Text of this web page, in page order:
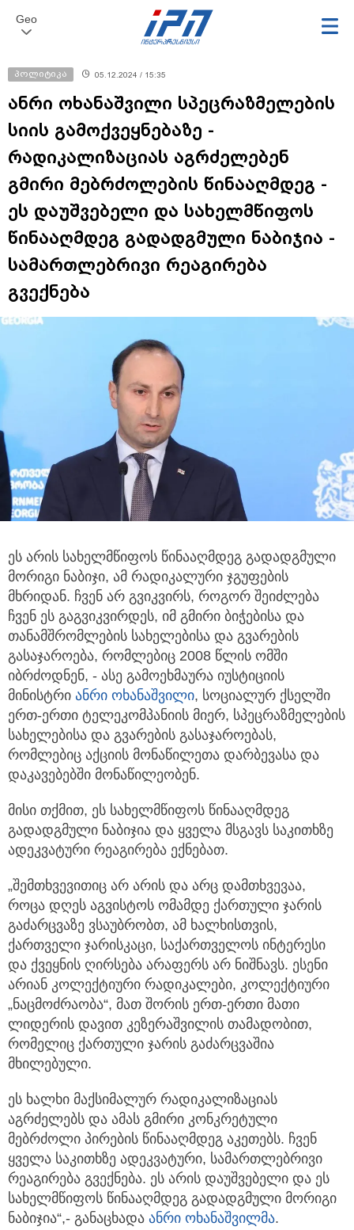
Geo
პოლიტიკა 05.12.2024 / 15:35
ანრი ოხანაშვილი სპეცრაზმელების
სიის გამოქვეყნებაზე -
რადიკალიზაციას აგრძელებენ
გმირი მებრძოლების წინააღმდეგ -
ეს დაუშვებელი და სახელმწიფოს
წინააღმდეგ გადადგმული ნაბიჯია -
სამართლებრივი რეაგირება
გვექნება
ეს არის სახელმწიფოს წინააღმდეგ გადადგმული
მორიგი ნაბიჯი, ამ რადიკალური ჯგუფების
მხრიდან. ჩვენ არ გვიკვირს, როგორ შეიძლება
ჩვენ ეს გაგვიკვირდეს, იმ გმირი ბიჭებისა და
თანამშრომლების სახელებისა და გვარების
გასაჯაროება, რომლებიც 2008 წლის ომში
იბრძოდნენ, - ასე გამოეხმაურა იუსტიციის
მინისტრი ანრი ოხანაშვილი, სოციალურ ქსელში
ერთ-ერთი ტელეკომპანიის მიერ, სპეცრაზმელების
სახელებისა და გვარების გასაჯაროებას,
რომლებიც აქციის მონაწილეთა დარბევასა და
დაკავებებში მონაწილეობენ.
მისი თქმით, ეს სახელმწიფოს წინააღმდეგ
გადადგმული ნაბიჯია და ყველა მსგავს საკითხზე
ადეკვატური რეაგირება ექნებათ.
„შემთხვევითიც არ არის და არც დამთხვევაა,
როცა დღეს აგვისტოს ომამდე ქართული ჯარის
გაძარცვაზე ვსაუბრობთ, ამ ხალხისთვის,
ქართველი ჯარისკაცი, საქართველოს ინტერესი
და ქვეყნის ღირსება არაფერს არ ნიშნავს. ესენი
არიან კოლექტიური რადიკალები, კოლექტიური
„ნაცმოძრაობა“, მათ შორის ერთ-ერთი მათი
ლიდერის დავით კეზერაშვილის თამადობით,
რომელიც ქართული ჯარის გაძარცვაშია
მხილებული.
ეს ხალხი მაქსიმალურ რადიკალიზაციას
აგრძელებს და ამას გმირი კონკრეტული
მებრძოლი პირების წინააღმდეგ აკეთებს. ჩვენ
ყველა საკითხზე ადეკვატური, სამართლებრივი
რეაგირება გვექნება. ეს არის დაუშვებელი და ეს
სახელმწიფოს წინააღმდეგ გადადგმული მორიგი
ნაბიჯია“,- განაცხადა ანრი ოხანაშვილმა.